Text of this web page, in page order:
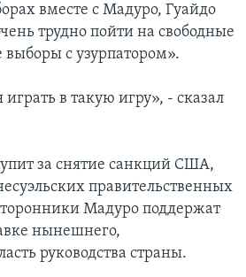
вместе с Мадуро, Гуайдо
трудно пойти на свободные
с узурпатором».
в такую игру», - сказал
за снятие санкций США,
правительственных
Мадуро поддержат
нынешнего,
руководства страны.